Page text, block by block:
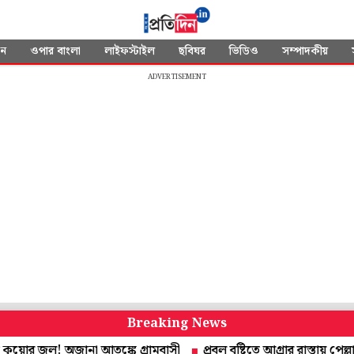
ওপার বাংলা লাইফস্টাইল ছবিঘর ভিডিও সম্পাদকীয়
ADVERTISEMENT
Breaking News